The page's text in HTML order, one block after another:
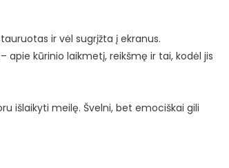
ir vėl sugrįžta į ekranus.
apie kūrinio laikmetį, reikšmę ir tai, kodėl jis
išlaikyti meilę. Švelni, bet emociškai gili